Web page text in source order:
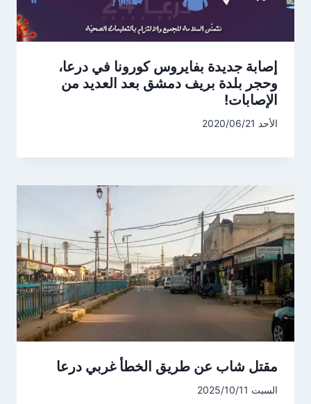
إصابة جديدة بفايروس كورونا في درعا،
وحجر بلدة بريف دمشق بعد العديد من
الإصابات!
الأحد 2020/06/21
مقتل شاب عن طريق الخطأ غربي درعا
السبت 2025/10/11